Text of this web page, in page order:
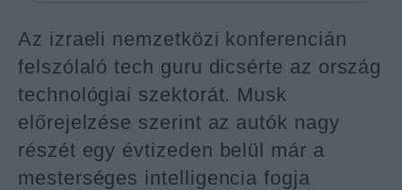
Az izraeli nemzetközi konferencián
felszólaló tech guru dicsérte az ország
technológiai szektorát. Musk
előrejelzése szerint az autók nagy
részét egy évtizeden belül már a
mesterséges intelligencia fogja